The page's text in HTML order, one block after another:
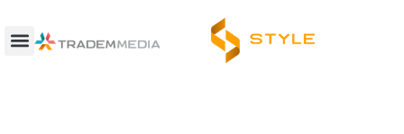
contenido